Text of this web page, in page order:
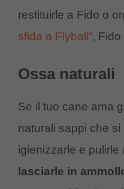
restituirle a Fido o
sfida a Flyball”,
Ossa naturali
Se il tuo cane ama
naturali sappi che
igienizzarle e
lasciarle in